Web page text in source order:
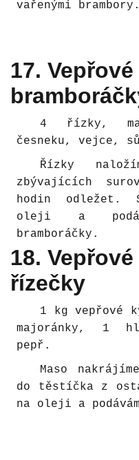
vařenými brambory.
17.
4 řízky,
česneku, vejce,
Řízky
zbývajících
hodin odležet.
oleji a
bramboráčky.
18.
řízečky
1 kg vepřové
majoránky, 1
pepř.
Maso
do těstíčka z
na oleji a